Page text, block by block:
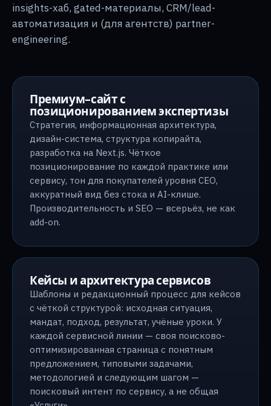
insights-хаб, gated-материалы, CRM/lead-
автоматизация и (для агентств) partner-
engineering.
Премиум-сайт с
позиционированием экспертизы
Стратегия, информационная архитектура,
дизайн-система, структура копирайта,
разработка на Next.js. Чёткое
позиционирование по каждой практике или
сервису, тон для покупателей уровня CEO,
аккуратный вид без стока и AI-клише.
Производительность и SEO — всерьёз, не как
add-on.
Кейсы и архитектура сервисов
Шаблоны и редакционный процесс для кейсов
с чёткой структурой: исходная ситуация,
мандат, подход, результат, учёные уроки. У
каждой сервисной линии — своя поисково-
оптимизированная страница с понятным
предложением, типовыми задачами,
методологией и следующим шагом —
поисковый интент по сервису, а не общая